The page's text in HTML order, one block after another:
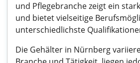
und Pflegebranche zeigt ein
und bietet vielseitige
unterschiedlichste
Die Gehälter in Nürnberg